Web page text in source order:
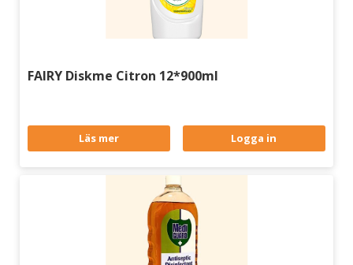
FAIRY Diskme Citron 12*900ml
Läs mer Logga in